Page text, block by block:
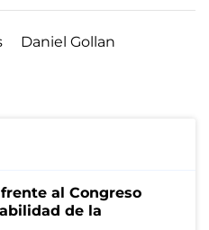
Daniel Gollan
al Congreso
de la